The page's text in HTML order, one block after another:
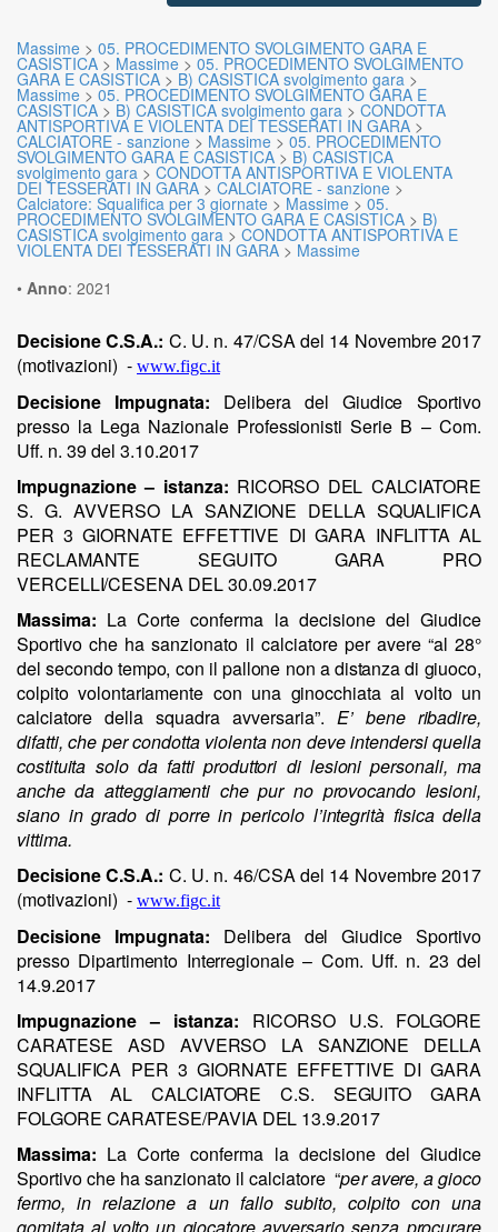
Massime > 05. PROCEDIMENTO SVOLGIMENTO GARA E
CASISTICA > Massime > 05. PROCEDIMENTO SVOLGIMENTO
GARA E CASISTICA > B) CASISTICA svolgimento gara >
Massime > 05. PROCEDIMENTO SVOLGIMENTO GARA E
CASISTICA > B) CASISTICA svolgimento gara > CONDOTTA
ANTISPORTIVA E VIOLENTA DEI TESSERATI IN GARA >
CALCIATORE - sanzione > Massime > 05. PROCEDIMENTO
SVOLGIMENTO GARA E CASISTICA > B) CASISTICA
svolgimento gara > CONDOTTA ANTISPORTIVA E VIOLENTA
DEI TESSERATI IN GARA > CALCIATORE - sanzione >
Calciatore: Squalifica per 3 giornate > Massime > 05.
PROCEDIMENTO SVOLGIMENTO GARA E CASISTICA > B)
CASISTICA svolgimento gara > CONDOTTA ANTISPORTIVA E
VIOLENTA DEI TESSERATI IN GARA > Massime
• Anno: 2021
Decisione C.S.A.: C. U. n. 47/CSA del 14 Novembre 2017
(motivazioni) - www.figc.it
Decisione Impugnata: Delibera del Giudice Sportivo
presso la Lega Nazionale Professionisti Serie B – Com.
Uff. n. 39del 3.10.2017
Impugnazione – istanza: RICORSO DEL CALCIATORE
S. G. AVVERSO LASANZIONE DELLA SQUALIFICA
PER 3GIORNATE EFFETTIVE DI GARA INFLITTA AL
RECLAMANTE
SEGUITO GARA
PRO
VERCELLI/CESENA DEL30.09.2017
Massima: La Corte conferma la decisione del Giudice
Sportivo che ha sanzionato il calciatore per avere “al 28°
delsecondotempo, con il pallone non adistanzadi giuoco,
colpito volontariamente con una ginocchiataal voltoun
calciatore della squadraavversaria”. E’ bene ribadire,
difatti, che per condotta violentanondeve intendersi quella
costituita solo dafatti produttori di lesioni personali,ma
anchedaatteggiamenti chepur noprovocando lesioni,
sianoingrado di porreinpericolo l’integrità fisica della
vittima.
Decisione C.S.A.: C. U. n. 46/CSA del 14 Novembre 2017
(motivazioni) - www.figc.it
Decisione Impugnata: Delibera del Giudice Sportivo
presso Dipartimento Interregionale– Com. Uff. n. 23del
14.9.2017
Impugnazione – istanza: RICORSO U.S. FOLGORE
CARATESE
ASD AVVERSO LA SANZIONE
DELLA
SQUALIFICA PER 3GIORNATE EFFETTIVE DI GARA
INFLITTA
AL CALCIATORE C.S. SEGUITO GARA
FOLGORE CARATESE/PAVIA DEL 13.9.2017
Massima: La Corte conferma la decisione del Giudice
Sportivo che ha sanzionato il calciatore “peravere, agioco
fermo, inrelazionea un fallo subito, colpito conuna